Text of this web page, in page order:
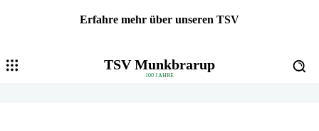
Erfahre mehr über unseren TSV
TSV Munkbrarup
100 JAHRE